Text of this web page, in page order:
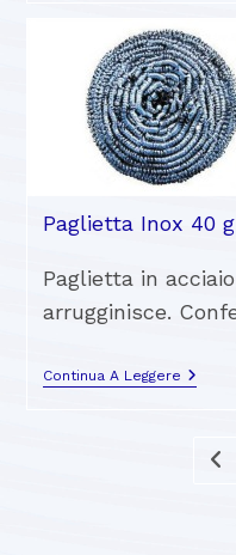
Paglietta Inox 40 g
Paglietta in
arrugginisce.
Continua A Leggere